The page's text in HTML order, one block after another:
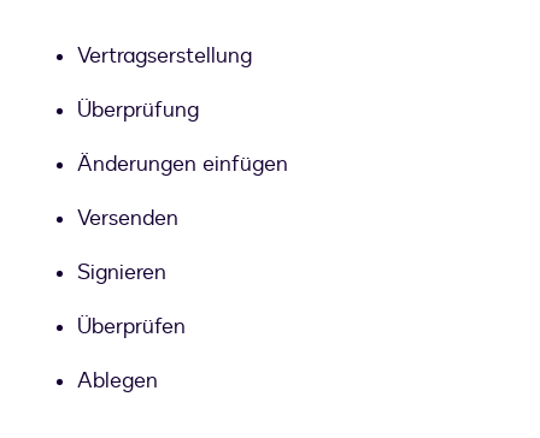
Vertragserstellung
Überprüfung
Änderungen einfügen
Versenden
Signieren
Überprüfen
Ablegen